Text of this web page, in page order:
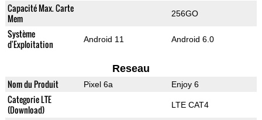
Capacité Max. Carte
Mem
256GO
Système
d'Exploitation
Android 11 Android 6.0
Reseau
Nom du Produit Pixel 6a Enjoy 6
Categorie LTE
(Download)
LTE CAT4